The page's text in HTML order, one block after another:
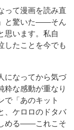
って漫画を読み直
と驚いた——そん
思います。私自
したことを今でも
になってから気づ
粋な感動が重なり
で「あのキット
、ケロロのドタバ
める——これこそ